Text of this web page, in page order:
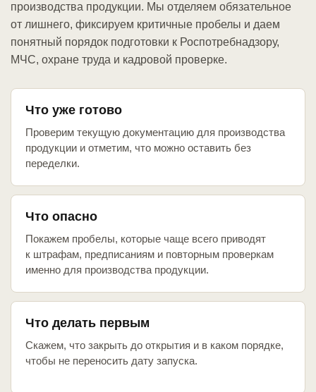
производства продукции. Мы отделяем обязательное
от лишнего, фиксируем критичные пробелы и даем
понятный порядок подготовки к Роспотребнадзору,
МЧС, охране труда и кадровой проверке.
Что уже готово
Проверим текущую документацию для производства
продукции и отметим, что можно оставить без
переделки.
Что опасно
Покажем пробелы, которые чаще всего приводят
к штрафам, предписаниям и повторным проверкам
именно для производства продукции.
Что делать первым
Скажем, что закрыть до открытия и в каком порядке,
чтобы не переносить дату запуска.